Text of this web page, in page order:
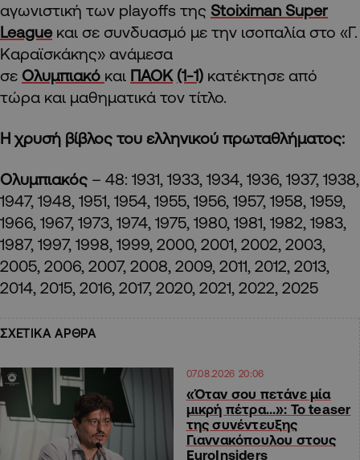
αγωνιστική των playoffs της Stoiximan Super
Leagueκαι σε συνδυασμό με την ισοπαλία στο «Γ.
Καραϊσκάκης» ανάμεσα
σε Ολυμπιακό και ΠΑΟΚ (1-1) κατέκτησε από
τώρα και μαθηματικά τον τίτλο.
Η χρυσή βίβλος του ελληνικού πρωταθλήματος:
Ολυμπιακός – 48: 1931, 1933, 1934, 1936, 1937, 1938,
1947, 1948, 1951, 1954, 1955, 1956, 1957, 1958, 1959,
1966, 1967, 1973, 1974, 1975, 1980, 1981, 1982, 1983,
1987, 1997, 1998, 1999, 2000, 2001, 2002, 2003,
2005, 2006, 2007, 2008, 2009, 2011, 2012, 2013,
2014, 2015, 2016, 2017, 2020, 2021, 2022, 2025
ΣΧΕΤΙΚΑ ΑΡΘΡΑ
07.08.2026 20:06
«Όταν σου πετάνε μία
μικρή πέτρα…»: Το teaser
της συνέντευξης
Γιαννακόπουλου στους
EuroInsiders